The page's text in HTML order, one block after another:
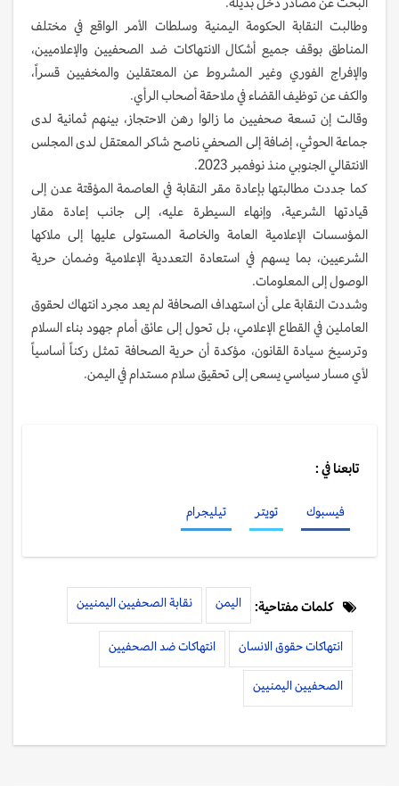
وطالبت النقابة الحكومة اليمنية وسلطات الأمر الواقع في مختلف
المناطق بوقف جميع أشكال الانتهاكات ضد الصحفيين والإعلاميين،
والإفراج الفوري وغير المشروط عن المعتقلين والمخفيين قسراً،
والكف عن توظيف القضاء في ملاحقة أصحاب الرأي.
وقالت إن تسعة صحفيين ما زالوا رهن الاحتجاز، بينهم ثمانية لدى
جماعة الحوثي، إضافة إلى الصحفي ناصح شاكر المعتقل لدى المجلس
الانتقالي الجنوبي منذ نوفمبر 2023.
كما جددت مطالبتها بإعادة مقر النقابة في العاصمة المؤقتة عدن إلى
قيادتها الشرعية، وإنهاء السيطرة عليه، إلى جانب إعادة مقار
المؤسسات الإعلامية العامة والخاصة المستولى عليها إلى ملاكها
الشرعيين، بما يسهم في استعادة التعددية الإعلامية وضمان حرية
الوصول إلى المعلومات.
وشددت النقابة على أن استهداف الصحافة لم يعد مجرد انتهاك لحقوق
العاملين في القطاع الإعلامي، بل تحول إلى عائق أمام جهود بناء السلام
وترسيخ سيادة القانون، مؤكدة أن حرية الصحافة تمثل ركناً أساسياً
لأي مسار سياسي يسعى إلى تحقيق سلام مستدام في اليمن.
تابعنا في :
فيسبوك تويتر تيليجرام
كلمات مفتاحية: اليمن نقابة الصحفيين اليمنيين
انتهاكات حقوق الانسان انتهاكات ضد الصحفيين
الصحفيين اليمنيين